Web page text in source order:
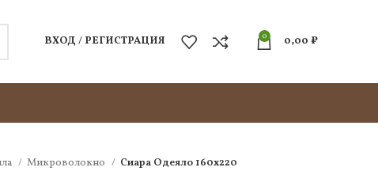
ВХОД / РЕГИСТРАЦИЯ 0 0,00 ₽
Микроволокно Сиара Одеяло 160х220